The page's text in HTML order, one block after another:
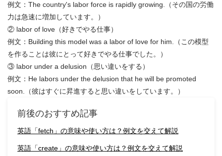
例文：The country's labor force is rapidly growing.（その国の労働
力は急速に増加しています。）
② labor of love（好きでやる仕事）
例文：Building this model was a labor of love for him.（この模型
を作ることは彼にとって好きでやる仕事でした。）
③ labor under a delusion（思い違いをする）
例文：He labors under the delusion that he will be promoted
soon.（彼はすぐに昇進すると思い違いをしています。）
前後のおすすめ記事
英語「fetch」の意味や使い方は？例文を交えて解説
英語「create」の意味や使い方は？例文を交えて解説